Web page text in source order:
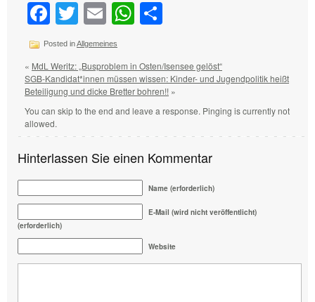
Facebook
Twitter
EmailWhatsApp
Posted inAllgemeines
« MdL Weritz: „Busproblem in Osten/Isensee gelöst“
SGB-Kandidat*innen müssen wissen: Kinder- und Jugendpolitik heißt
Beteiligung und dicke Bretter bohren!! »
You can skip to the end and leave a response. Pinging is currently not
allowed.
Hinterlassen Sie einen Kommentar
Name (erforderlich)
E-Mail (wird nicht veröffentlicht)
(erforderlich)
Website